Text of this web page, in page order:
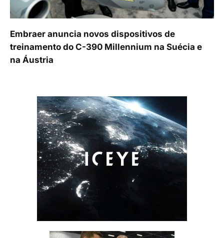
Embraer anuncia novos dispositivos de
treinamento do C-390 Millennium na Suécia e
na Áustria